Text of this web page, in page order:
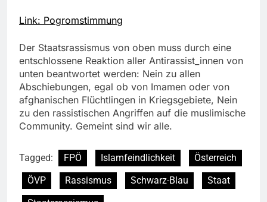
Link: Pogromstimmung
Der Staatsrassismus von oben muss durch eine
entschlossene Reaktion aller Antirassist_innen von
unten beantwortet werden: Nein zu allen
Abschiebungen, egal ob von Imamen oder von
afghanischen Flüchtlingen in Kriegsgebiete, Nein
zu den rassistischen Angriffen auf die muslimische
Community. Gemeint sind wir alle.
Tagged: FPÖ Islamfeindlichkeit
Österreich
ÖVP
Rassismus Schwarz-Blau
Staat